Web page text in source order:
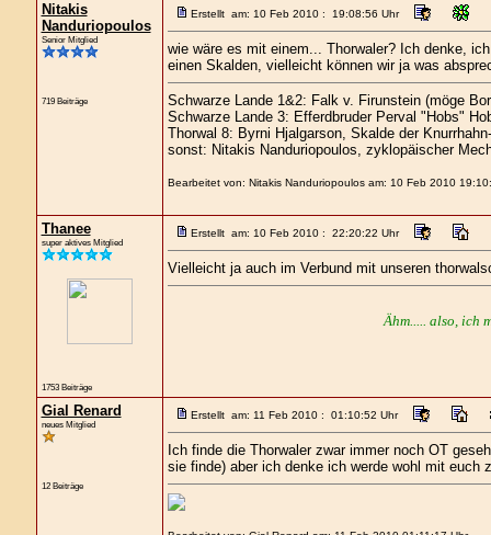
Nitakis
Nanduriopoulos
Senior Mitglied
719 Beiträge
Erstellt am: 10 Feb 2010 : 19:08:56 Uhr
wie wäre es mit einem... Thorwaler? Ich denke,
einen Skalden, vielleicht können wir ja was
Schwarze Lande 1&2: Falk v. Firunstein (möge
Schwarze Lande 3: Efferdbruder Perval "Hobs"
Thorwal 8: Byrni Hjalgarson, Skalde der
sonst: Nitakis Nanduriopoulos, zyklopäischer
Bearbeitet von: Nitakis Nanduriopoulos am: 10 Feb 2010
Thanee
super aktives Mitglied
1753 Beiträge
Erstellt am: 10 Feb 2010 : 22:20:22 Uhr
Vielleicht ja auch im Verbund mit unseren
Ähm..... also, ich
Gial Renard
neues Mitglied
12 Beiträge
Erstellt am: 11 Feb 2010 : 01:10:52 Uhr
Ich finde die Thorwaler zwar immer noch OT
sie finde) aber ich denke ich werde wohl mit euch